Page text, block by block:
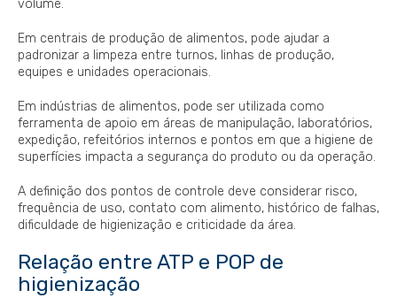
volume.
Em centrais de produção de alimentos, pode ajudar a
padronizar a limpeza entre turnos, linhas de produção,
equipes e unidades operacionais.
Em indústrias de alimentos, pode ser utilizada como
ferramenta de apoio em áreas de manipulação, laboratórios,
expedição, refeitórios internos e pontos em que a higiene de
superfícies impacta a segurança do produto ou da operação.
A definição dos pontos de controle deve considerar risco,
frequência de uso, contato com alimento, histórico de falhas,
dificuldade de higienização e criticidade da área.
Relação entre ATP e POP de
higienização